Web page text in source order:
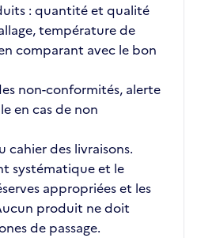
: quantité et qualité
température de
comparant avec le bon
non-conformités, alerte
en cas de non
cahier des livraisons.
systématique et le
appropriées et les
produit ne doit
de passage.